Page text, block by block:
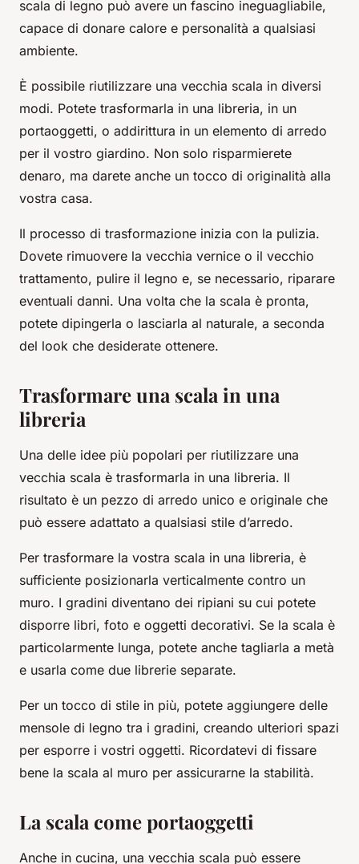
scala di legno può avere un fascino ineguagliabile,
capace di donare calore e personalità a qualsiasi
ambiente.
È possibile riutilizzare una vecchia scala in diversi
modi. Potete trasformarla in una libreria, in un
portaoggetti, o addirittura in un elemento di arredo
per il vostro giardino. Non solo risparmierete
denaro, ma darete anche un tocco di originalità alla
vostra casa.
Il processo di trasformazione inizia con la pulizia.
Dovete rimuovere la vecchia vernice o il vecchio
trattamento, pulire il legno e, se necessario, riparare
eventuali danni. Una volta che la scala è pronta,
potete dipingerla o lasciarla al naturale, a seconda
del look che desiderate ottenere.
Trasformare una scala in una
libreria
Una delle idee più popolari per riutilizzare una
vecchia scala è trasformarla in una libreria. Il
risultato è un pezzo di arredo unico e originale che
può essere adattato a qualsiasi stile d’arredo.
Per trasformare la vostra scala in una libreria, è
sufficiente posizionarla verticalmente contro un
muro. I gradini diventano dei ripiani su cui potete
disporre libri, foto e oggetti decorativi. Se la scala è
particolarmente lunga, potete anche tagliarla a metà
e usarla come due librerie separate.
Per un tocco di stile in più, potete aggiungere delle
mensole di legno tra i gradini, creando ulteriori spazi
per esporre i vostri oggetti. Ricordatevi di fissare
bene la scala al muro per assicurarne la stabilità.
La scala come portaoggetti
Anche in cucina, una vecchia scala può essere